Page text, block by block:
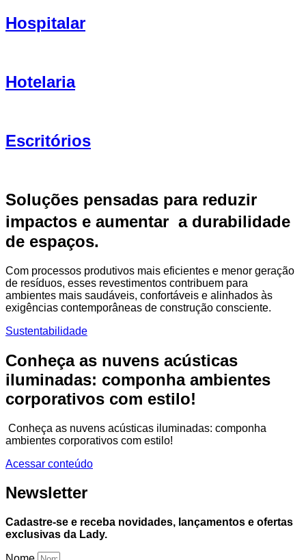
Hospitalar
Hotelaria
Escritórios
Soluções pensadas para reduzir
impactos e aumentar a durabilidade
de espaços.
Com processos produtivos mais eficientes e menor geração
de resíduos, esses revestimentos contribuem para
ambientes mais saudáveis, confortáveis e alinhados às
exigências contemporâneas de construção consciente.
Sustentabilidade
Conheça as nuvens acústicas
iluminadas: componha ambientes
corporativos com estilo!
Conheça as nuvens acústicas iluminadas: componha
ambientes corporativos com estilo!
Acessar conteúdo
Newsletter
Cadastre-se e receba novidades, lançamentos e ofertas
exclusivas da Lady.